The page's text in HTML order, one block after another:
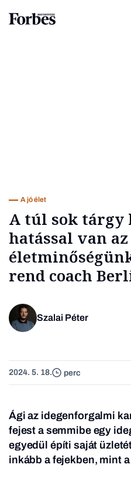
A jó élet
A túl sok tárgy
hatással van az
rend coach
Szalai Péter
2024. 5. 18. perc
Ági az idegenforgalmi
fejest a semmibe egy
egyedül építi saját
inkább a fejekben, mint